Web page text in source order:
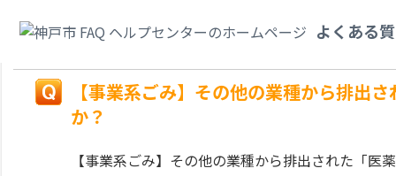
よくある
ばいいですか？
【事業系ごみ】その他の業種から排出
か？
【事業系ごみ】その他の業種から排出された「